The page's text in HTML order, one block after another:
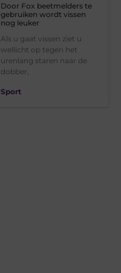
Door Fox beetmelders te
gebruiken wordt vissen
nog leuker
Als u gaat vissen ziet u
wellicht op tegen het
urenlang staren naar de
dobber,
Sport